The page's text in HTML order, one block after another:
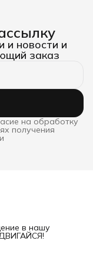
и новости и
заказ
на обработку
получения
в нашу